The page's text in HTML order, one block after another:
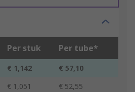
Per stuk Per tube*
€ 1,142
€ 57,10
€ 1,051
€ 52,55